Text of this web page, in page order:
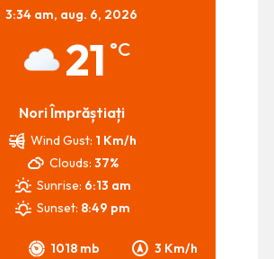
3:34 am, aug. 6, 2026
21 °C
Nori Împrăștiați
1018 mb 3 Km/h
Wind Gust: 1 Km/h
Clouds: 37%
Sunrise: 6:13 am
Sunset: 8:49 pm